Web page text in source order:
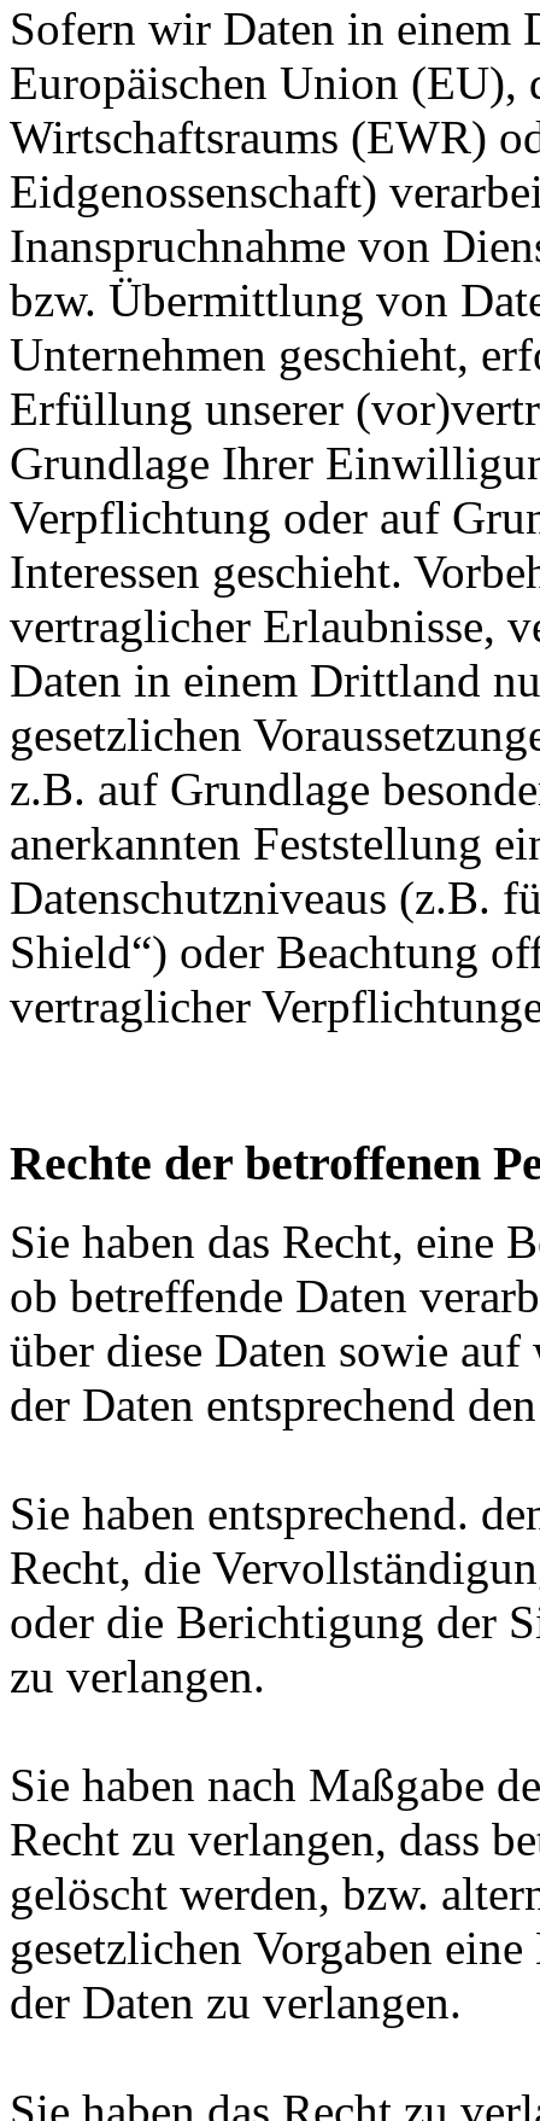
Sofern wir Daten in einem
Europäischen Union (EU),
Wirtschaftsraums (EWR)
Eidgenossenschaft)
Inanspruchnahme von
bzw. Übermittlung von
Unternehmen geschieht,
Erfüllung unserer
Grundlage Ihrer
Verpflichtung oder auf
Interessen geschieht.
vertraglicher Erlaubnisse,
Daten in einem Drittland
gesetzlichen
z.B. auf Grundlage
anerkannten Feststellung
Datenschutzniveaus (z.B.
Shield“) oder Beachtung
vertraglicher
Rechte der betroffenen
Sie haben das Recht, eine
ob betreffende Daten
über diese Daten sowie
der Daten entsprechend
Sie haben entsprechend.
Recht, die
oder die Berichtigung der
zu verlangen.
Sie haben nach Maßgabe
Recht zu verlangen, dass
gelöscht werden, bzw.
gesetzlichen Vorgaben
der Daten zu verlangen.